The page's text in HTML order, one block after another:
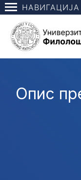
НАВИГАЦИЈА
Опис